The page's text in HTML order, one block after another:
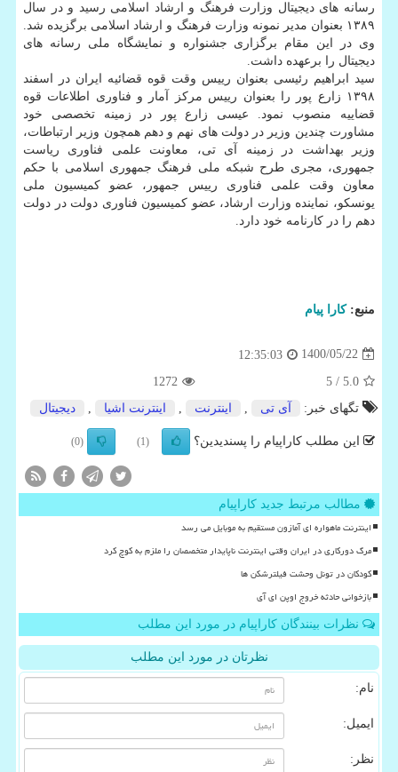
رسانه های دیجیتال وزارت فرهنگ و ارشاد اسلامی رسید و در سال
۱۳۸۹ بعنوان مدیر نمونه وزارت فرهنگ و ارشاد اسلامی برگزیده شد.
وی در این مقام برگزاری جشنواره و نمایشگاه ملی رسانه های
دیجیتال را برعهده داشت.
سید ابراهیم رئیسی بعنوان رییس وقت قوه قضائیه ایران در اسفند
۱۳۹۸ زارع پور را بعنوان رییس مرکز آمار و فناوری اطلاعات قوه
قضاییه منصوب نمود. عیسی زارع پور در زمینه تخصصی خود
مشاورت چندین وزیر در دولت های نهم و دهم همچون وزیر ارتباطات،
وزیر بهداشت در زمینه آی تی، معاونت علمی فناوری ریاست
جمهوری، مجری طرح شبکه ملی فرهنگ جمهوری اسلامی با حکم
معاون وقت علمی فناوری رییس جمهور، عضو کمیسیون ملی
یونسکو، نماینده وزارت ارشاد، عضو کمیسیون فناوری دولت در دولت
دهم را در کارنامه خود دارد.
منبع:كارا پیام
1400/05/22
12:35:03
5.0
/ 5
1272
تگهای خبر:
آی تی اینترنت اینترنت اشیا دیجیتال
این مطلب کاراپیام را پسندیدین؟ (1)
(0)
مطالب مرتبط جدید کاراپیام
اینترنت ماهواره ای آمازون مستقیم به موبایل می رسد
مرگ دورکاری در ایران وقتی اینترنت ناپایدار متخصصان را ملزم به کوچ کرد
کودکان در تونل وحشت فیلترشکن ها
بازخوانی حادثه خروج اوپن ای آی
نظرات بینندگان کاراپیام در مورد این مطلب
نظرتان در مورد این مطلب
نام:
ایمیل:
نظر: